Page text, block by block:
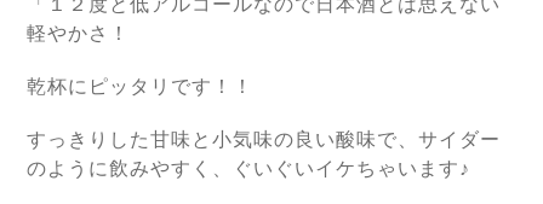
「１２度と低アルコールなので日本酒とは思えない
軽やかさ！
乾杯にピッタリです！！
すっきりした甘味と小気味の良い酸味で、サイダー
のように飲みやすく、ぐいぐいイケちゃいます♪